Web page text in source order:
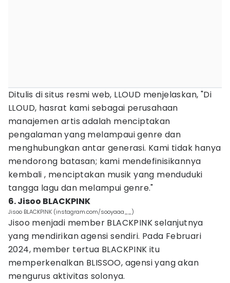
Ditulis di situs resmi web, LLOUD menjelaskan, "Di
LLOUD, hasrat kami sebagai perusahaan
manajemen artis adalah menciptakan
pengalaman yang melampaui genre dan
menghubungkan antar generasi. Kami tidak hanya
mendorong batasan; kami mendefinisikannya
kembali , menciptakan musik yang menduduki
tangga lagu dan melampui genre."
6. Jisoo BLACKPINK
Jisoo BLACKPINK (instagram.com/sooyaaa__)
Jisoo menjadi member BLACKPINK selanjutnya
yang mendirikan agensi sendiri. Pada Februari
2024, member tertua BLACKPINK itu
memperkenalkan BLISSOO, agensi yang akan
mengurus aktivitas solonya.